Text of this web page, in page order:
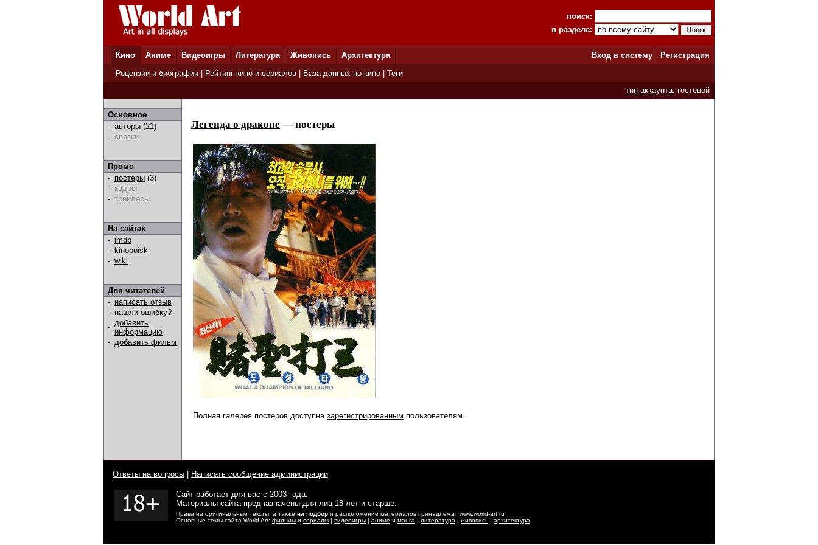
поиск:
в разделе:
Кино Аниме Видеоигры Литература Живопись Архитектура Вход в систему
Регистрация
Рецензии и биографии
Рейтинг кино и сериалов База данных по кино
Теги
тип аккаунта: гостевой
Основное
- авторы (21)
- связки
Промо
- постеры (3)
- кадры
- трейлеры
На сайтах
- imdb
- kinopoisk
- wiki
Для читателей
- написать отзыв
- нашли ошибку?
- добавить
информацию
- добавить фильм
Легенда о драконе — постеры
Полная галерея постеров доступна зарегистрированным пользователям.
Ответы на вопросы Написать сообщение администрации
Сайт работает для вас с 2003 года.
Материалы сайта предназначены для лиц 18 лет и старше.
Права на оригинальные тексты, а также на подбор и расположение материалов принадлежат www.world-art.ru
Основные темы сайта World Art: фильмы и сериалы | видеоигры | аниме и манга | литература | живопись | архитектура